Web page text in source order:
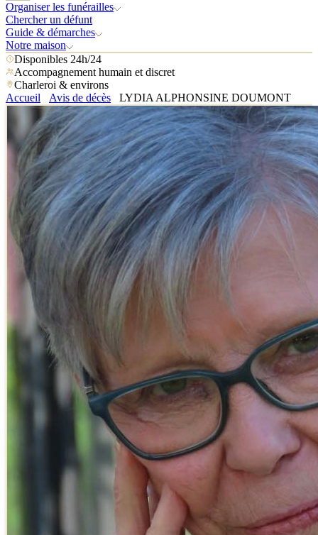
Organiser les funérailles
Chercher un défunt
Guide & démarches
Notre maison
Disponibles 24h/24
Accompagnement humain et discret
Charleroi & environs
Accueil
Avis de décès LYDIA ALPHONSINE DOUMONT